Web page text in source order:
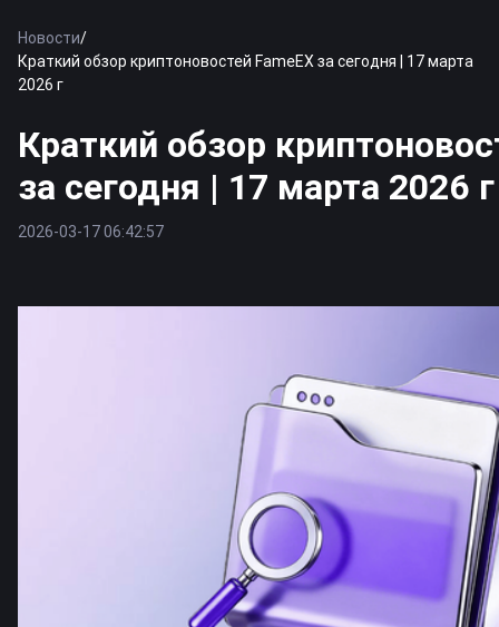
Новости/
Краткий обзор криптоновостей FameEX за сегодня | 17 марта
2026 г
Краткий обзор
за сегодня | 17 марта 2026 г
2026-03-17 06:42:57